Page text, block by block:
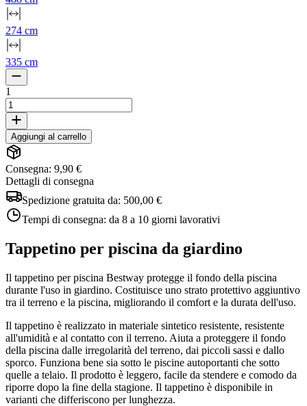
274 cm
335 cm
1
Aggiungi al carrello
Consegna: 9,90 €
Dettagli di consegna
Spedizione gratuita da: 500,00 €
Tempi di consegna: da 8 a 10 giorni lavorativi
Tappetino per piscina da giardino
Il tappetino per piscina Bestway protegge il fondo della piscina
durante l'uso in giardino. Costituisce uno strato protettivo aggiuntivo
tra il terreno e la piscina, migliorando il comfort e la durata dell'uso.
Il tappetino è realizzato in materiale sintetico resistente, resistente
all'umidità e al contatto con il terreno. Aiuta a proteggere il fondo
della piscina dalle irregolarità del terreno, dai piccoli sassi e dallo
sporco. Funziona bene sia sotto le piscine autoportanti che sotto
quelle a telaio. Il prodotto è leggero, facile da stendere e comodo da
riporre dopo la fine della stagione. Il tappetino è disponibile in
varianti che differiscono per lunghezza.